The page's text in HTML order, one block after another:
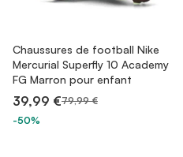
Chaussures de football Nike
Mercurial Superfly 10 Academy
FG Marron pour enfant
39,99 €79,99 €
-50%